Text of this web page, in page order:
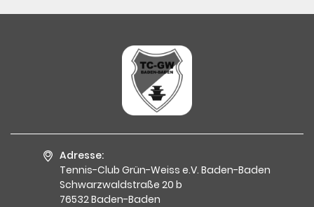
Adresse:
Tennis-Club Grün-Weiss e.V. Baden-Baden
Schwarzwaldstraße 20 b
76532 Baden-Baden